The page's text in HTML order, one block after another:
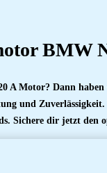
BMW
A Motor? Dann
und
Sichere dir jetzt den